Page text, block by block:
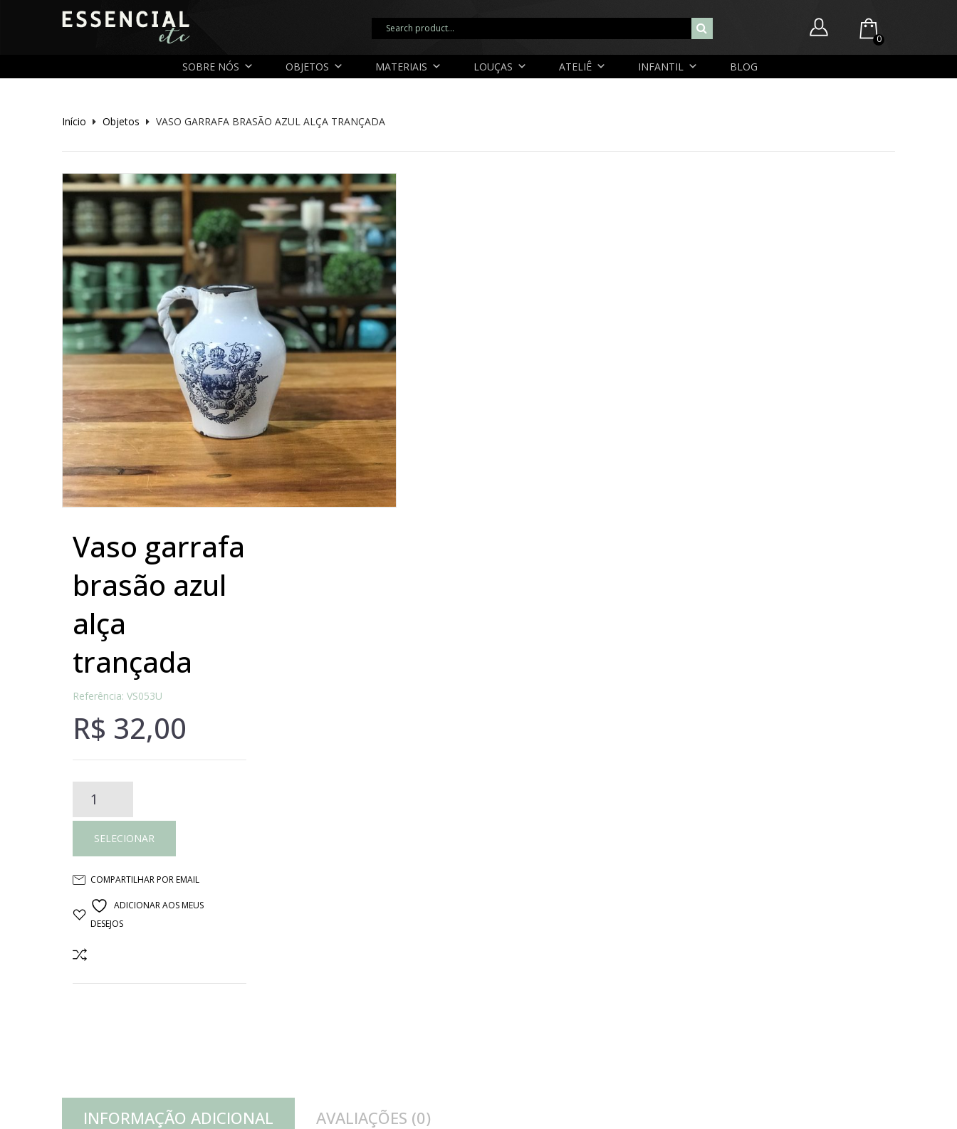
0
Você ainda não possui itens no seu carrinho.
Nome de usuário ou endereço de e-mail
SOBRE NÓS OBJETOS MATERIAIS LOUÇAS ATELIÊ INFANTIL BLOG
Início Objetos VASO GARRAFA BRASÃO AZUL ALÇA TRANÇADA
vaso garrafa
brasão azul
alça
trançada
Referência: VS053U
R$ 32,00
VASO
GARRAFA
AZUL
SELECIONAR
COMPARTILHAR POR EMAIL
ADICIONAR AOS MEUS
DESEJOS
INFORMAÇÃO ADICIONAL AVALIAÇÕES (0)